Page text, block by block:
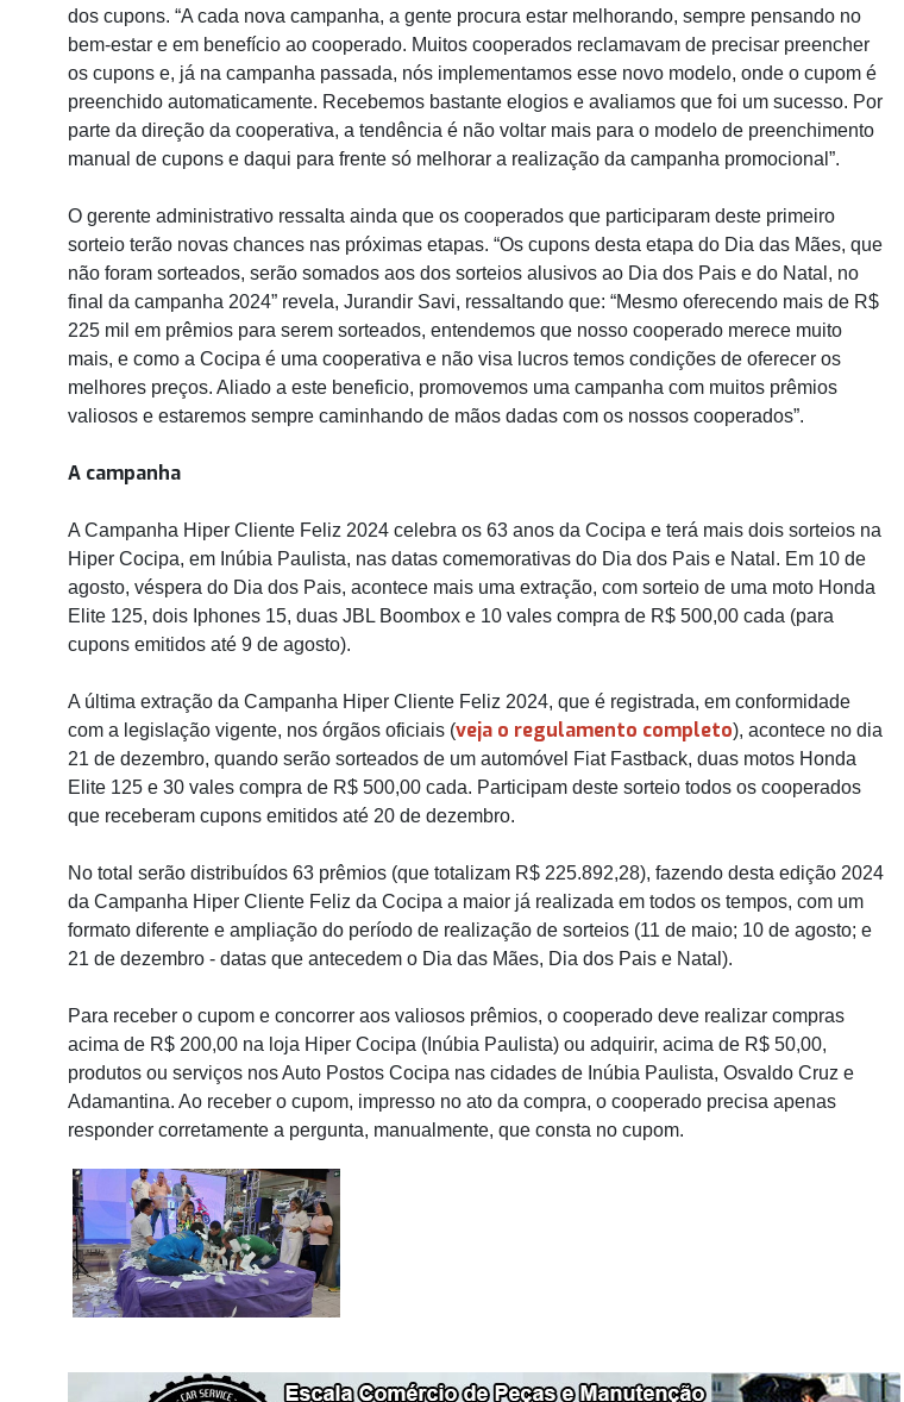
dos cupons. “A cada nova campanha, a gente procura estar melhorando, sempre pensando no
bem-estar e em benefício ao cooperado. Muitos cooperados reclamavam de precisar preencher
os cupons e, já na campanha passada, nós implementamos esse novo modelo, onde o cupom é
preenchido automaticamente. Recebemos bastante elogios e avaliamos que foi um sucesso. Por
parte da direção da cooperativa, a tendência é não voltar mais para o modelo de preenchimento
manual de cupons e daqui para frente só melhorar a realização da campanha promocional”.
O gerente administrativo ressalta ainda que os cooperados que participaram deste primeiro
sorteio terão novas chances nas próximas etapas. “Os cupons desta etapa do Dia das Mães, que
não foram sorteados, serão somados aos dos sorteios alusivos ao Dia dos Pais e do Natal, no
final da campanha 2024” revela, Jurandir Savi, ressaltando que: “Mesmo oferecendo mais de R$
225 mil em prêmios para serem sorteados, entendemos que nosso cooperado merece muito
mais, e como a Cocipa é uma cooperativa e não visa lucros temos condições de oferecer os
melhores preços. Aliado a este beneficio, promovemos uma campanha com muitos prêmios
valiosos e estaremos sempre caminhando de mãos dadas com os nossos cooperados”.
A campanha
A Campanha Hiper Cliente Feliz 2024 celebra os 63 anos da Cocipa e terá mais dois sorteios na
Hiper Cocipa, em Inúbia Paulista, nas datas comemorativas do Dia dos Pais e Natal. Em 10 de
agosto, véspera do Dia dos Pais, acontece mais uma extração, com sorteio de uma moto Honda
Elite 125, dois Iphones 15, duas JBL Boombox e 10 vales compra de R$ 500,00 cada (para
cupons emitidos até 9 de agosto).
A última extração da Campanha Hiper Cliente Feliz 2024, que é registrada, em conformidade
com a legislação vigente, nos órgãos oficiais (veja o regulamento completo), acontece no dia
21 de dezembro, quando serão sorteados de um automóvel Fiat Fastback, duas motos Honda
Elite 125 e 30 vales compra de R$ 500,00 cada. Participam deste sorteio todos os cooperados
que receberam cupons emitidos até 20 de dezembro.
No total serão distribuídos 63 prêmios (que totalizam R$ 225.892,28), fazendo desta edição 2024
da Campanha Hiper Cliente Feliz da Cocipa a maior já realizada em todos os tempos, com um
formato diferente e ampliação do período de realização de sorteios (11 de maio; 10 de agosto; e
21 de dezembro - datas que antecedem o Dia das Mães, Dia dos Pais e Natal).
Para receber o cupom e concorrer aos valiosos prêmios, o cooperado deve realizar compras
acima de R$ 200,00 na loja Hiper Cocipa (Inúbia Paulista) ou adquirir, acima de R$ 50,00,
produtos ou serviços nos Auto Postos Cocipa nas cidades de Inúbia Paulista, Osvaldo Cruz e
Adamantina. Ao receber o cupom, impresso no ato da compra, o cooperado precisa apenas
responder corretamente a pergunta, manualmente, que consta no cupom.